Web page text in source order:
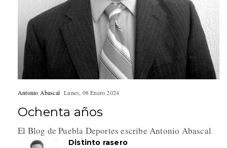
Antonio Abascal Lunes, 08 Enero 2024
Ochenta años
El Blog de Puebla Deportes escribe Antonio Abascal
Distinto rasero